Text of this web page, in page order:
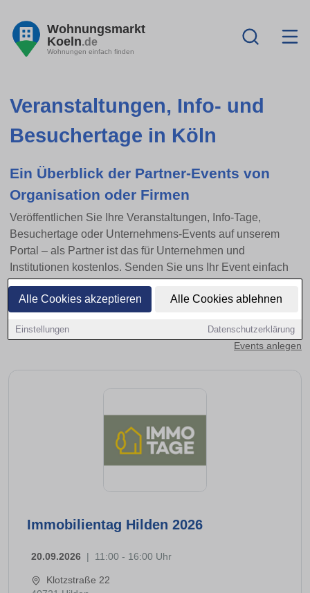
Alle Cookies akzeptieren Alle Cookies ablehnen
Einstellungen Datenschutzerklärung
Wohnungsmarkt
Koeln.de
Wohnungen einfach finden
Veranstaltungen, Info- und
Besuchertage in Köln
Ein Überblick der Partner-Events von
Organisation oder Firmen
Veröffentlichen Sie Ihre Veranstaltungen, Info-Tage,
Besuchertage oder Unternehmens-Events auf unserem
Portal – als Partner ist das für Unternehmen und
Institutionen kostenlos. Senden Sie uns Ihr Event einfach
per E-Mail zu.
Kontakt aufnehmen
Events anlegen
Immobilientag Hilden 2026
20.09.2026 | 11:00 - 16:00 Uhr
Klotzstraße 22